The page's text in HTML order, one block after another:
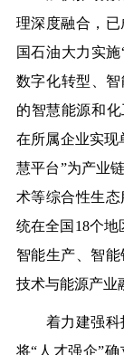
理深度融合，
国石油大力实
数字化转型、
的智慧能源和化
在所属企业实现
慧平台”为产业
术等综合性生
统在全国18个地
智能生产、智
技术与能源产业
着力建强科
将“人才强企”